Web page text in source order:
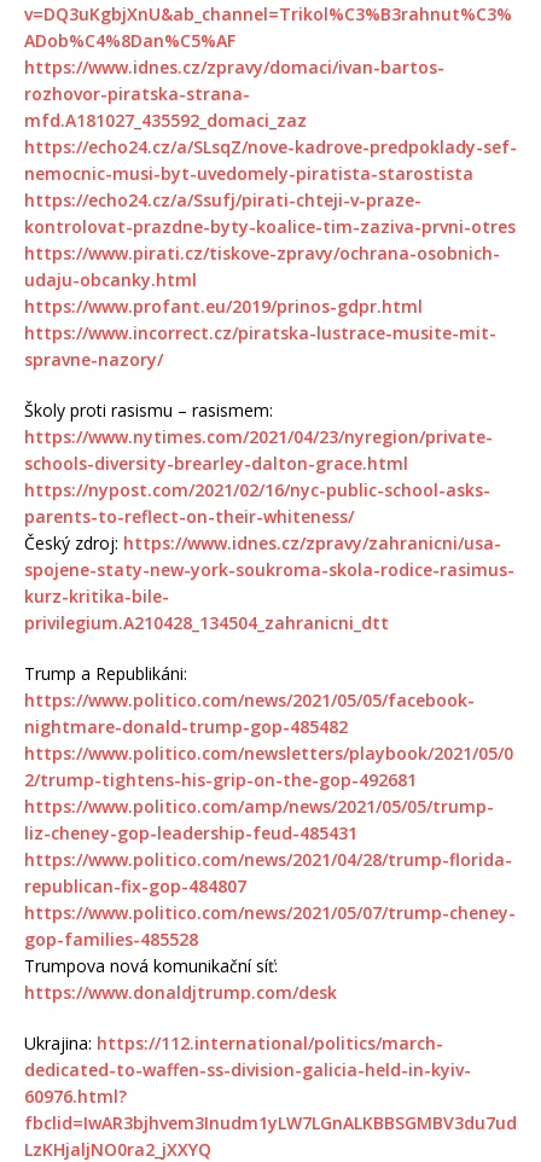
v=DQ3uKgbjXnU&ab_channel=Trikol%C3%B3rahnut%C3%
ADob%C4%8Dan%C5%AF
https://www.idnes.cz/zpravy/domaci/ivan-bartos-
rozhovor-piratska-strana-
mfd.A181027_435592_domaci_zaz
https://echo24.cz/a/SLsqZ/nove-kadrove-predpoklady-sef-
nemocnic-musi-byt-uvedomely-piratista-starostista
https://echo24.cz/a/Ssufj/pirati-chteji-v-praze-
kontrolovat-prazdne-byty-koalice-tim-zaziva-prvni-otres
https://www.pirati.cz/tiskove-zpravy/ochrana-osobnich-
udaju-obcanky.html
https://www.profant.eu/2019/prinos-gdpr.html
https://www.incorrect.cz/piratska-lustrace-musite-mit-
spravne-nazory/
Školy proti rasismu – rasismem:
https://www.nytimes.com/2021/04/23/nyregion/private-
schools-diversity-brearley-dalton-grace.html
https://nypost.com/2021/02/16/nyc-public-school-asks-
parents-to-reflect-on-their-whiteness/
Český zdroj: https://www.idnes.cz/zpravy/zahranicni/usa-
spojene-staty-new-york-soukroma-skola-rodice-rasimus-
kurz-kritika-bile-
privilegium.A210428_134504_zahranicni_dtt
Trump a Republikáni:
https://www.politico.com/news/2021/05/05/facebook-
nightmare-donald-trump-gop-485482
https://www.politico.com/newsletters/playbook/2021/05/0
2/trump-tightens-his-grip-on-the-gop-492681
https://www.politico.com/amp/news/2021/05/05/trump-
liz-cheney-gop-leadership-feud-485431
https://www.politico.com/news/2021/04/28/trump-florida-
republican-fix-gop-484807
https://www.politico.com/news/2021/05/07/trump-cheney-
gop-families-485528
Trumpova nová komunikační síť:
https://www.donaldjtrump.com/desk
Ukrajina: https://112.international/politics/march-
dedicated-to-waffen-ss-division-galicia-held-in-kyiv-
60976.html?
fbclid=IwAR3bjhvem3Inudm1yLW7LGnALKBBSGMBV3du7ud
LzKHjaljNO0ra2_jXXYQ